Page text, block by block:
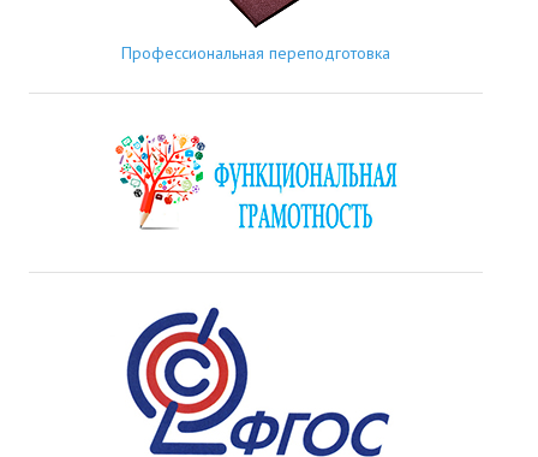
Профессиональная переподготовка